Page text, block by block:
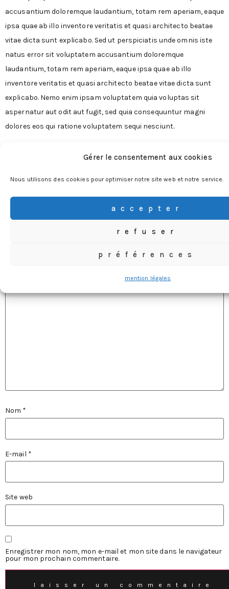
Gérer le consentement aux cookies
Nous utilisons des cookies pour optimiser notre site web et notre service.
accepter
refuser
préférences
mention légales
accusantium doloremque laudantium, totam rem aperiam, eaque
ipsa quae ab illo inventore veritatis et quasi architecto beatae
vitae dicta sunt explicabo. Sed ut perspiciatis unde omnis iste
natus error sit voluptatem accusantium doloremque
laudantium, totam rem aperiam, eaque ipsa quae ab illo
inventore veritatis et quasi architecto beatae vitae dicta sunt
explicabo. Nemo enim ipsam voluptatem quia voluptas sit
aspernatur aut odit aut fugit, sed quia consequuntur magni
dolores eos qui ratione voluptatem sequi nesciunt.
LAISSER UN
obligatoires sont indiqués avec
Nom *
E-mail *
Site web
Enregistrer mon nom, mon e-mail et mon site dans le navigateur
pour mon prochain commentaire.